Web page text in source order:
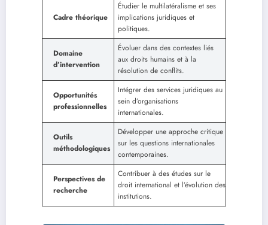
Cadre théorique
Étudier le multilatéralisme et ses
implications juridiques et
politiques.
Domaine
d’intervention
Évoluer dans des contextes liés
aux droits humains et à la
résolution de conflits.
Opportunités
professionnelles
Intégrer des services juridiques au
sein d’organisations
internationales.
Outils
méthodologiques
Développer une approche critique
sur les questions internationales
contemporaines.
Perspectives de
recherche
Contribuer à des études sur le
droit international et l’évolution des
institutions.